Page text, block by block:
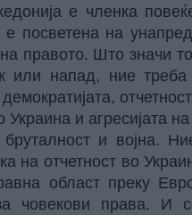
е членка
е посветена на
правото. Што значи
или напад, ние
демократијата,
Украина и агресијата
бруталност и војна.
на отчетност во
област преку
човекови права. И